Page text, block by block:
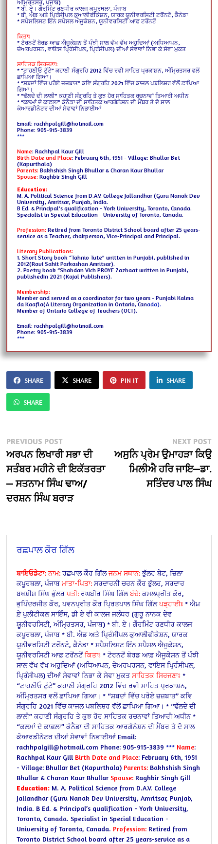
ਅੰਮ੍ਰਿਤਸਰ, ਪੰਜਾਬ)
* ਬੀ. ਏ। ਗੌਰਮਿੰਟ ਰਣਧੀਰ ਕਾਲਜ ਕਪੂਰਥਲਾ, ਪੰਜਾਬ
* ਬੀ. ਐਡ ਅਤੇ ਪ੍ਰਿੰਸੀਪਲ ਕੁਆਲੀਫੀਕੇਸ਼ਨ, ਯਾਰਕ ਯੂਨੀਵਰਸਿਟੀ ਟਰੋਂਨਟੋ, ਕੈਨੇਡਾ
* ਸਪੈਸਲਿਸਟ ਇੰਨ ਸਪੈਸਲ ਐਜੂਕੇਸ਼ਨ, ਯੂਨੀਵਰਸਿਟੀ ਆਫ਼ ਟਰੋਂਨਟੋਂ
ਕਿਤਾਃ
* ਟੋਰਨਟੋਂ ਬੋਰਡ ਆਫ਼ ਐਜੂਕੇਸ਼ਨ ਤੋਂ ਪੰਝੀ ਸਾਲ ਵੱਖ ਵੱਖ ਅਹੁਦਿਆਂ (ਅਧਿਆਪਨ,
ਚੇਅਰਪਰਸਨ, ਵਾਇਸ ਪ੍ਰਿੰਸੀਪਲ, ਪ੍ਰਿੰਸੀਪਲ) ਦੀਆਂ ਸੇਵਾਵਾਂ ਨਿਭਾ ਕੇ ਸੇਵਾ ਮੁਕਤ
ਸਾਹਿਤਕ ਸਿਰਜਣਾਃ
* “ਟਾਹਣੀਓ ਟੁੱਟੇ” ਕਹਾਣੀ ਸੰਗ੍ਰਹਿ 2012 ਵਿੱਚ ਰਵੀ ਸਾਹਿਤ ਪ੍ਰਕਾਸ਼ਨ, ਅੰਮ੍ਰਿਤਸਰ ਵਲੋਂ
ਛਾਪਿਆ ਗਿਆ।
* “ਸ਼ਬਦਾਂ ਵਿੱਚ ਪਰੋਏ ਜ਼ਜ਼ਬਾਤ” ਕਵਿ ਸੰਗ੍ਰਹਿ 2021 ਵਿੱਚ ਕਾਜਲ ਪਬਲਿਸ਼ਰ ਵੱਲੋਂ ਛਾਪਿਆ
ਗਿਆ।
* “ਢੱਲਦੇ ਦੀ ਲਾਲੀ” ਕਹਾਣੀ ਸੰਗ੍ਰਹਿ ਤੇ ਕੁਝ ਹੋਰ ਸਾਹਿਤਕ ਰਚਨਾਵਾਂ ਤਿਆਰੀ ਅਧੀਨ
* “ਕਲਮਾਂ ਦੇ ਕਾਫ਼ਲਾ” ਕੇਨੈਡਾ ਦੀ ਸਾਹਿਤਕ ਆਰਗੇਨੇਸ਼ਨ ਦੀ ਮੈਂਬਰ ਤੇ ਦੋ ਸਾਲ
ਕੋਆਰਡੀਨੇਟਰ ਦੀਆਂ ਸੇਵਾਵਾਂ ਨਿਭਾਈਆਂ
Email: rachhpalgill@hotmail.com
Phone: 905-915-3839
***
Name: Rachhpal Kaur Gill
Birth Date and Place: February 6th, 1951 - Village: Bhullar Bet
(Kapurthala)
Parents: Bakhshish Singh Bhullar & Charan Kaur Bhullar
Spouse: Raghbir Singh Gill
Education:
M. A. Political Science from D.A.V. College Jallandhar (Guru Nanak Dev
University, Amritsar, Punjab, India.
B Ed. & Principal’s qualification - York University, Toronto, Canada.
Specialist in Special Education - University of Toronto, Canada.
Profession: Retired from Toronto District School board after 25 years-
service as a Teacher, chairperson, Vice-Principal and Principal.
Literary Publications:
1. Short Story book “Tahnio Tute” written in Punjabi, published in
2012(Ravi Sahit Parkashan Amritsar).
2. Poetry book “Shabdan Vich PROYE Zazbaat written in Punjabi,
publishedIn 2021 (Kajal Publishers).
Membership:
Member and served as a coordinator for two years - Punjabi Kalma
da Kaafla(A Literary Organization in Ontario, Canada).
Member of Ontario College of Teachers (OCT).
Email: rachhpalgill@hotmail.com
Phone: 905-915-3839
***
SHARE SHARE PIN IT SHARE
SHARE
Post
navigation
PREVIOUS POSTPrevious
post:
ਅਰਪਨ ਲਿਖਾਰੀ ਸਭਾ ਦੀ
ਸਤੰਬਰ ਮਹੀਨੇ ਦੀ ਇਕੱਤਰਤਾ
— ਸਤਨਾਮ ਸਿੰਘ ਢਾਅ/
ਦਰਸ਼ਨ ਸਿੰਘ ਬਰਾੜ
NEXT POST
ਅਸੁਨਿ ਪ੍ਰੇਮ ਉਮਾਹੜਾ ਕਿਉ
ਮਿਲੀਐ ਹਰਿ ਜਾਇ—ਡਾ.
ਸਤਿੰਦਰ ਪਾਲ ਸਿੰਘ
ਰਛਪਾਲ ਕੌਰ ਗਿੱਲ
ਬਾਇਓਡੇਟਾ:ਨਾਮ: ਰਛਪਾਲ ਕੌਰ ਗਿੱਲ ਜਨਮ ਸਥਾਨ:ਭੁੱਲਰ ਬੇਟ, ਜ਼ਿਲਾ
ਕਪੂਰਥਲਾ, ਪੰਜਾਬ ਮਾਤਾ-ਪਿਤਾ: ਸਰਦਾਰਨੀ ਚਰਨ ਕੌਰ ਭੁੱਲਰ, ਸਰਦਾਰ
ਬਖਸ਼ੀਸ਼ ਸਿੰਘ ਭੁੱਲਰ ਪਤੀ: ਰਘਬੀਰ ਸਿੰਘ ਗਿੱਲ ਬੱਚੇ:ਕਮਲਪ੍ਰੀਤ ਕੌਰ,
ਭੁਪਿੰਦਰਜੀਤ ਕੌਰ, ਪਵਨਪ੍ਰੀਤ ਕੌਰ ਪ੍ਰਿਤਪਾਲ ਸਿੰਘ ਗਿੱਲ ਪੜ੍ਹਾਈਃ * ਐਮ਼
ਏ਼ ਪੁਲੀਟੀਕਲ ਸਾਇੰਸ, ਡੀ ਏ ਵੀ ਕਾਲਜ ਜਲੰਧਰ (ਗੁਰੂ ਨਾਨਕ ਦੇਵ
ਯੂਨੀਵਰਸਿਟੀ, ਅੰਮ੍ਰਿਤਸਰ, ਪੰਜਾਬ) * ਬੀ. ਏ। ਗੌਰਮਿੰਟ ਰਣਧੀਰ ਕਾਲਜ
ਕਪੂਰਥਲਾ, ਪੰਜਾਬ * ਬੀ. ਐਡ ਅਤੇ ਪ੍ਰਿੰਸੀਪਲ ਕੁਆਲੀਫੀਕੇਸ਼ਨ, ਯਾਰਕ
ਯੂਨੀਵਰਸਿਟੀ ਟਰੋਂਨਟੋ, ਕੈਨੇਡਾ * ਸਪੈਸਲਿਸਟ ਇੰਨ ਸਪੈਸਲ ਐਜੂਕੇਸ਼ਨ,
ਯੂਨੀਵਰਸਿਟੀ ਆਫ਼ ਟਰੋਂਨਟੋਂ ਕਿਤਾਃ * ਟੋਰਨਟੋਂ ਬੋਰਡ ਆਫ਼ ਐਜੂਕੇਸ਼ਨ ਤੋਂ ਪੰਝੀ
ਸਾਲ ਵੱਖ ਵੱਖ ਅਹੁਦਿਆਂ (ਅਧਿਆਪਨ, ਚੇਅਰਪਰਸਨ, ਵਾਇਸ ਪ੍ਰਿੰਸੀਪਲ,
ਪ੍ਰਿੰਸੀਪਲ) ਦੀਆਂ ਸੇਵਾਵਾਂ ਨਿਭਾ ਕੇ ਸੇਵਾ ਮੁਕਤ ਸਾਹਿਤਕ ਸਿਰਜਣਾਃ *
“ਟਾਹਣੀਓ ਟੁੱਟੇ” ਕਹਾਣੀ ਸੰਗ੍ਰਹਿ 2012 ਵਿੱਚ ਰਵੀ ਸਾਹਿਤ ਪ੍ਰਕਾਸ਼ਨ,
ਅੰਮ੍ਰਿਤਸਰ ਵਲੋਂ ਛਾਪਿਆ ਗਿਆ। * “ਸ਼ਬਦਾਂ ਵਿੱਚ ਪਰੋਏ ਜ਼ਜ਼ਬਾਤ” ਕਵਿ
ਸੰਗ੍ਰਹਿ 2021 ਵਿੱਚ ਕਾਜਲ ਪਬਲਿਸ਼ਰ ਵੱਲੋਂ ਛਾਪਿਆ ਗਿਆ। * “ਢੱਲਦੇ ਦੀ
ਲਾਲੀ” ਕਹਾਣੀ ਸੰਗ੍ਰਹਿ ਤੇ ਕੁਝ ਹੋਰ ਸਾਹਿਤਕ ਰਚਨਾਵਾਂ ਤਿਆਰੀ ਅਧੀਨ *
“ਕਲਮਾਂ ਦੇ ਕਾਫ਼ਲਾ” ਕੇਨੈਡਾ ਦੀ ਸਾਹਿਤਕ ਆਰਗੇਨੇਸ਼ਨ ਦੀ ਮੈਂਬਰ ਤੇ ਦੋ ਸਾਲ
ਕੋਆਰਡੀਨੇਟਰ ਦੀਆਂ ਸੇਵਾਵਾਂ ਨਿਭਾਈਆਂ Email:
rachhpalgill@hotmail.com Phone: 905-915-3839 *** Name:
Rachhpal Kaur Gill Birth Date and Place: February 6th, 1951
- Village: Bhullar Bet (Kapurthala) Parents: Bakhshish Singh
Bhullar & Charan Kaur Bhullar Spouse: Raghbir Singh Gill
Education: M. A. Political Science from D.A.V. College
Jallandhar (Guru Nanak Dev University, Amritsar, Punjab,
India. B Ed. & Principal’s qualification - York University,
Toronto, Canada. Specialist in Special Education -
University of Toronto, Canada. Profession: Retired from
Toronto District School board after 25 years-service as a